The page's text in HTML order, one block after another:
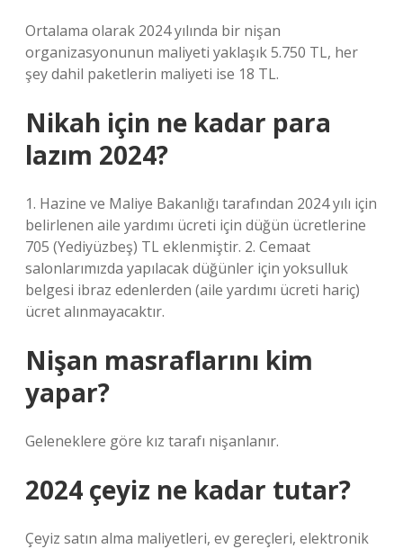
Ortalama olarak 2024 yılında bir nişan
organizasyonunun maliyeti yaklaşık 5.750 TL, her
şey dahil paketlerin maliyeti ise 18 TL.
Nikah için ne kadar para
lazım 2024?
1. Hazine ve Maliye Bakanlığı tarafından 2024 yılı için
belirlenen aile yardımı ücreti için düğün ücretlerine
705 (Yediyüzbeş) TL eklenmiştir. 2. Cemaat
salonlarımızda yapılacak düğünler için yoksulluk
belgesi ibraz edenlerden (aile yardımı ücreti hariç)
ücret alınmayacaktır.
Nişan masraflarını kim
yapar?
Geleneklere göre kız tarafı nişanlanır.
2024 çeyiz ne kadar tutar?
Çeyiz satın alma maliyetleri, ev gereçleri, elektronik